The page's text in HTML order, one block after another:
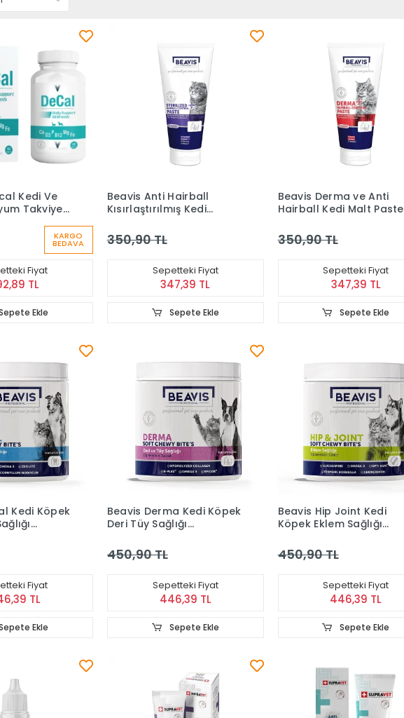
Kedi Ve
Takviyesi
KARGO
BEDAVA
Fiyat
TL
Ekle
Beavis Anti Hairball
Kısırlaştırılmış Kedi
350,90 TL
Sepetteki Fiyat
347,39 TL
Sepete Ekle
Beavis Derma ve Anti
Hairball Kedi Malt Paste
350,90 TL
Sepetteki Fiyat
347,39 TL
Sepete Ekle
Kedi Köpek
Fiyat
TL
Ekle
Beavis Derma Kedi Köpek
Deri Tüy Sağlığı
Tablet 105 Gr
450,90 TL
Sepetteki Fiyat
446,39 TL
Sepete Ekle
Beavis Hip Joint Kedi
Köpek Eklem Sağlığı
Tablet 105 Gr
450,90 TL
Sepetteki Fiyat
446,39 TL
Sepete Ekle